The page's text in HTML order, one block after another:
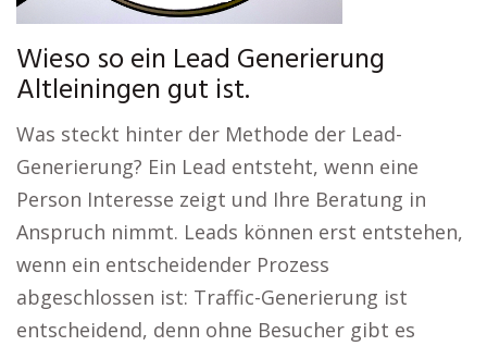
Wieso so ein Lead Generierung
Altleiningen gut ist.
Was steckt hinter der Methode der Lead-
Generierung? Ein Lead entsteht, wenn eine
Person Interesse zeigt und Ihre Beratung in
Anspruch nimmt. Leads können erst entstehen,
wenn ein entscheidender Prozess
abgeschlossen ist: Traffic-Generierung ist
entscheidend, denn ohne Besucher gibt es